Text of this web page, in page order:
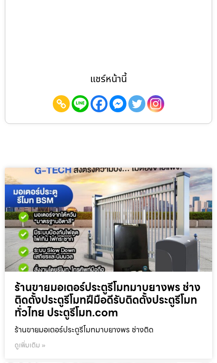
แชร์หน้านี้
ร้านขายมอเตอร์ประตูรีโมทมาบยางพร ช่าง
ติดตั้งประตูรีโมทฝีมือดีรับติดตั้งประตูรีโมท
ทั่วไทย ประตูรีโมท.com
ร้านขายมอเตอร์ประตูรีโมทมาบยางพร ช่างติด
ดูเพิ่มเติม »